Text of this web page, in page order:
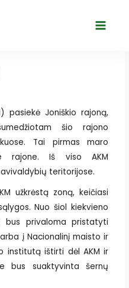
Main
pasiekė Joniškio rajoną,
šio rajono
Tai pirmas maro
rajone. Iš viso AKM
teritorijose.
užkrėstą zoną, keičiasi
Nuo šiol kiekvieno
bus privaloma pristatyti
į Nacionalinį maisto ir
institutą ištirti dėl AKM ir
bus suaktyvinta šernų